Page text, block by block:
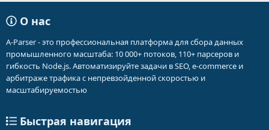
О нас
A-Parser - это профессиональная платформа для сбора данных
промышленного масштаба: 10 000+ потоков, 110+ парсеров и
гибкость Node.js. Автоматизируйте задачи в SEO, e-commerce и
арбитраже трафика с непревзойденной скоростью и
масштабируемостью
Быстрая навигация